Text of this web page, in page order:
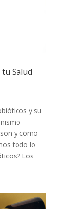
Salud
y su
y cómo
todo lo
Los